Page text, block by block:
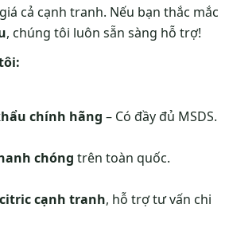
cả cạnh tranh. Nếu bạn thắc mắc
, chúng tôi luôn sẵn sàng hỗ trợ!
chính hãng – Có đầy đủ MSDS.
chóng trên toàn quốc.
cạnh tranh, hỗ trợ tư vấn chi